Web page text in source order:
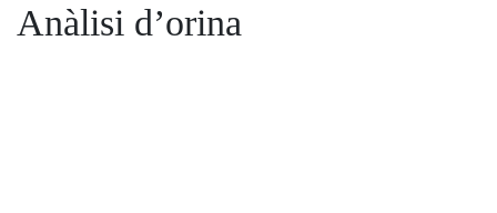
Anàlisi d’orina